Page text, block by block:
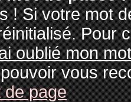
! Si votre mot
Pour
oublié mon
vous
de page